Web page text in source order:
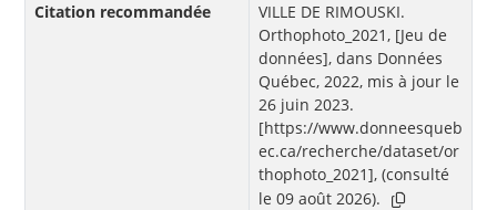
Citation recommandée
VILLE DE RIMOUSKI.
Orthophoto_2021, [Jeu de
données], dans Données
Québec, 2022, mis à jour le
26 juin 2023.
[https://www.donneesqueb
ec.ca/recherche/dataset/or
thophoto_2021], (consulté
le 09 août 2026).